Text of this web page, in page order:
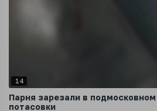
14
Парня зарезали в
потасовки